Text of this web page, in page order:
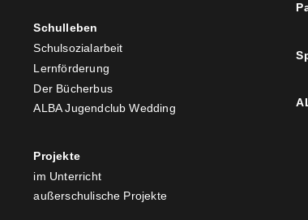
Schulleben
Schulsozialarbeit
Lernförderung
Der Bücherbus
ALBA Jugendclub Wedding
Projekte
im Unterricht
außerschulische Projekte